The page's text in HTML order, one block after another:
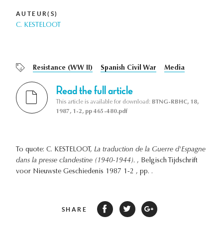
AUTEUR(S)
C. KESTELOOT
Resistance (WW II) Spanish Civil War Media
Read the full article
This article is available for download: BTNG-RBHC, 18,
1987, 1-2, pp 465-480.pdf
To quote: C. KESTELOOT, La traduction de la Guerre d'Espagne
dans la presse clandestine (1940-1944). , Belgisch Tijdschrift
voor Nieuwste Geschiedenis 1987 1-2 , pp. .
SHARE